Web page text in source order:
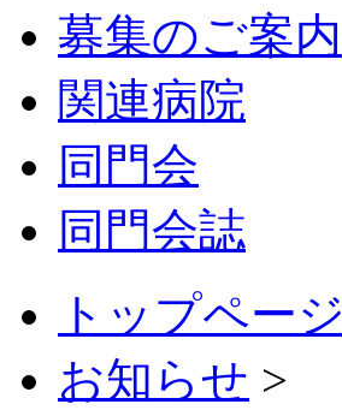
募集のご案内
関連病院
同門会
同門会誌
トップページ
お知らせ >